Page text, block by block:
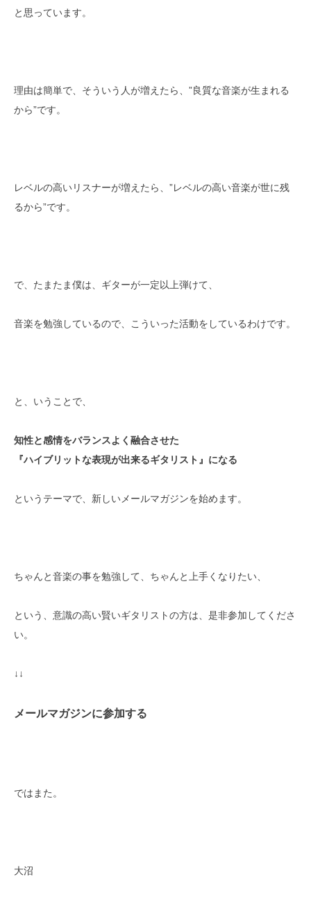
と思っています。
理由は簡単で、そういう人が増えたら、”良質な音楽が生まれる
から”です。
レベルの高いリスナーが増えたら、”レベルの高い音楽が世に残
るから”です。
で、たまたま僕は、ギターが一定以上弾けて、
音楽を勉強しているので、こういった活動をしているわけです。
と、いうことで、
知性と感情をバランスよく融合させた
『ハイブリットな表現が出来るギタリスト』になる
というテーマで、新しいメールマガジンを始めます。
ちゃんと音楽の事を勉強して、ちゃんと上手くなりたい、
という、意識の高い賢いギタリストの方は、是非参加してくださ
い。
↓↓
メールマガジンに参加する
ではまた。
大沼